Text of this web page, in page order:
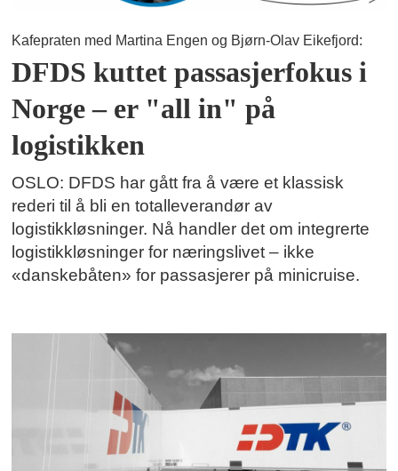
Kafepraten med Martina Engen og Bjørn-Olav Eikefjord:
DFDS kuttet passasjerfokus i
Norge – er "all in" på
logistikken
OSLO: DFDS har gått fra å være et klassisk
rederi til å bli en totalleverandør av
logistikkløsninger. Nå handler det om integrerte
logistikkløsninger for næringslivet – ikke
«danskebåten» for passasjerer på minicruise.